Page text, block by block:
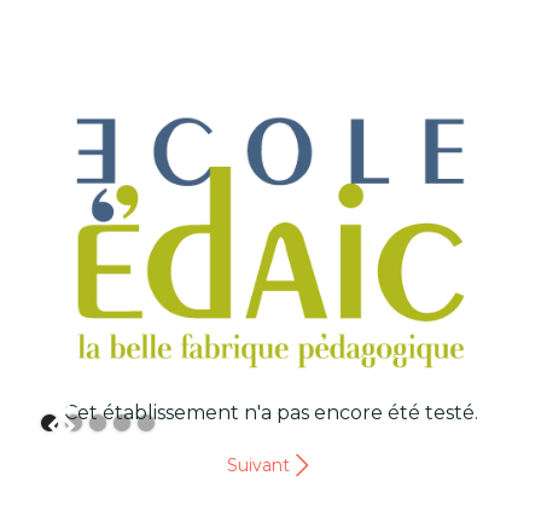
Cet établissement n'a pas encore été testé.
Suivant